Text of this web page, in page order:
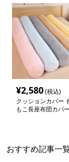
¥2,580(税込)
クッションカバー
もこ長座布団カバー
おすすめ記事一